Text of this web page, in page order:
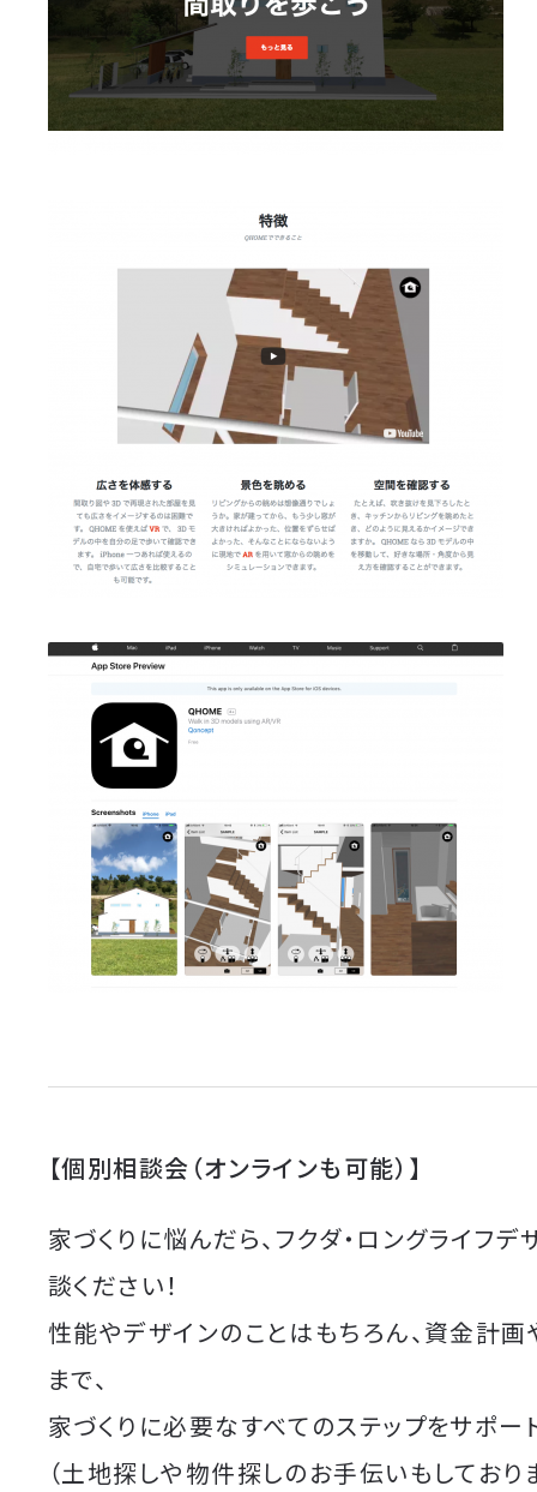
【個別相談会（オンラインも可能）】
家づくりに悩んだら、フクダ・ロングライフ
談ください！
性能やデザインのことはもちろん、資金計
まで、
家づくりに必要なすべてのステップをサポー
（土地探しや物件探しのお手伝いもしており